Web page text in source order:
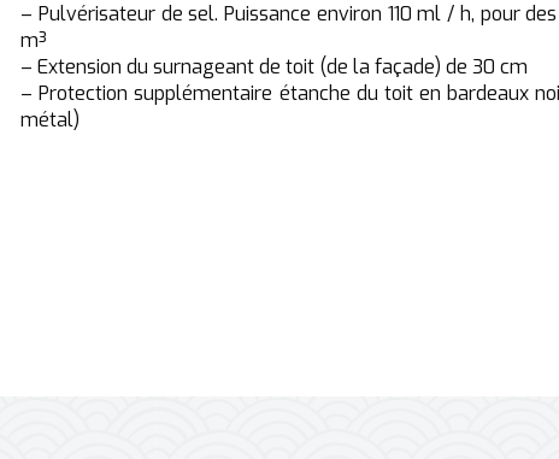
– Pulvérisateur de sel. Puissance environ 110 ml / h, pour
m³
– Extension du surnageant de toit (de la façade) de 30 cm
– Protection supplémentaire étanche du toit en bardeaux
métal)